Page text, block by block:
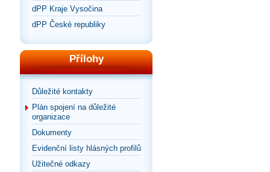
dPP Kraje Vysočina
dPP České republiky
Přílohy
Důležité kontakty
Plán spojení na důležité
organizace
Dokumenty
Evidenční listy hlásných profilů
Užitečné odkazy